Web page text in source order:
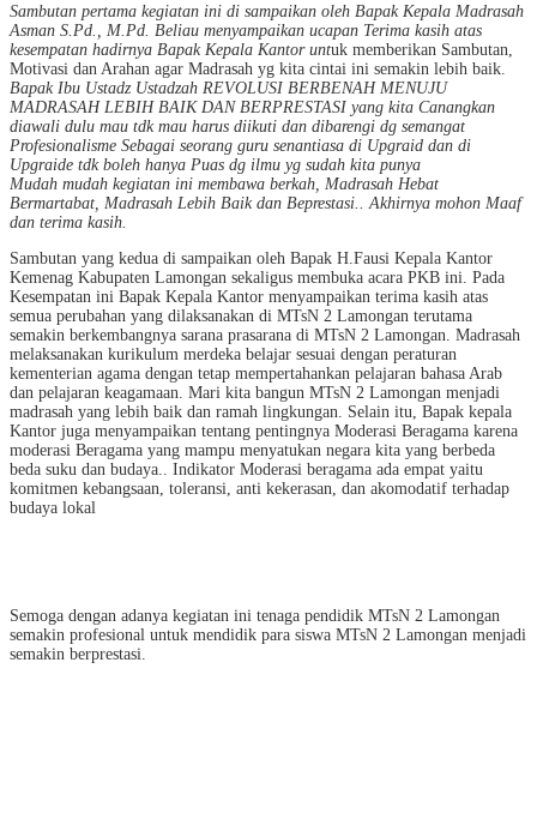
Sambutan pertama kegiatan ini di sampaikan oleh Bapak Kepala Madrasah
Asman S.Pd., M.Pd. Beliau menyampaikan ucapan Terima kasih atas
kesempatan hadirnya Bapak Kepala Kantor untuk memberikan Sambutan,
Motivasi dan Arahan agar Madrasah yg kita cintai ini semakin lebih baik.
Bapak Ibu Ustadz Ustadzah REVOLUSI BERBENAH MENUJU
MADRASAH LEBIH BAIK DAN BERPRESTASI yang kita Canangkan
diawali dulu mau tdk mau harus diikuti dan dibarengi dg semangat
Profesionalisme Sebagai seorang guru senantiasa di Upgraid dan di
Upgraide tdk boleh hanya Puas dg ilmu yg sudah kita punya
Mudah mudah kegiatan ini membawa berkah, Madrasah Hebat
Bermartabat, Madrasah Lebih Baik dan Beprestasi.. Akhirnya mohon Maaf
dan terima kasih.
Sambutan yang kedua di sampaikan oleh Bapak H.Fausi Kepala Kantor
Kemenag Kabupaten Lamongan sekaligus membuka acara PKB ini. Pada
Kesempatan ini Bapak Kepala Kantor menyampaikan terima kasih atas
semua perubahan yang dilaksanakan di MTsN 2 Lamongan terutama
semakin berkembangnya sarana prasarana di MTsN 2 Lamongan. Madrasah
melaksanakan kurikulum merdeka belajar sesuai dengan peraturan
kementerian agama dengan tetap mempertahankan pelajaran bahasa Arab
dan pelajaran keagamaan. Mari kita bangun MTsN 2 Lamongan menjadi
madrasah yang lebih baik dan ramah lingkungan. Selain itu, Bapak kepala
Kantor juga menyampaikan tentang pentingnya Moderasi Beragama karena
moderasi Beragama yang mampu menyatukan negara kita yang berbeda
beda suku dan budaya.. Indikator Moderasi beragama ada empat yaitu
komitmen kebangsaan, toleransi, anti kekerasan, dan akomodatif terhadap
budaya lokal
Semoga dengan adanya kegiatan ini tenaga pendidik MTsN 2 Lamongan
semakin profesional untuk mendidik para siswa MTsN 2 Lamongan menjadi
semakin berprestasi.